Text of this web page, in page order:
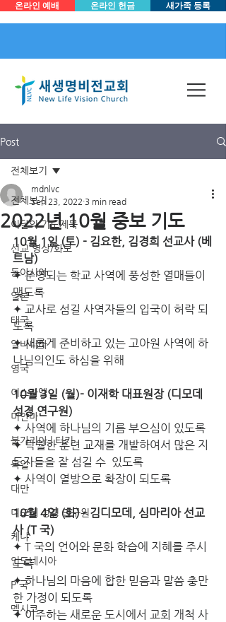
온라인 예배 온라인 헌금 새가족 등록
Post
전체보기
이달의 기도제목
선교 영상/화보
동아시아
일본
태국
알바니아
영국
이스라엘
미얀마
불가리아 | 터키
독일
대만
디모데 성경 연구원
케냐
인도네시아
P 국
멕시코
전체보기
2022년 10월 중보 기도
mdnlvc
Sep 23, 2022 3 min read
10월 1일 (토) -­ 김요한, 김경희 선교사 (베
트남)
✦ 운영되는 학교 사역에 풍성한 열매들이
맺도록
✦ 교사로 섬길 사역자들의 입국이 허락 되
도록
✦ 새롭게 준비하고 있는 고아원 사역에 하
나님의인도 하심을 위해
10월 3일 (월)- 이재학 대표원장 (디모데
성경 연구원)
✦ 사역에 하나님의 기름 부으심이 있도록
✦ 탁월한 훈련 교재를 개발하여서 많은 지
도자들을 잘 섬길 수  있도록
✦ 사역이 열방으로 확장이 되도록
10월 4일 (화) ­- 김디모데, 심마리아 선교
사 (T 국)
✦ T 국의 언어와 문화 학습에 지혜를 주시
도록
✦ 하나님의 마음에 합한 믿음과 말씀 충만
한 가정이 되도록
✦ 이주하는 새로운 도시에서 교회 개척 사